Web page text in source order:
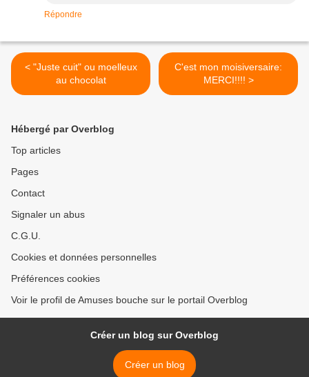
Répondre
< "Juste cuit" ou moelleux
au chocolat
C'est mon moisiversaire:
MERCI!!!! >
Hébergé par Overblog
Top articles
Pages
Contact
Signaler un abus
C.G.U.
Cookies et données personnelles
Préférences cookies
Voir le profil de Amuses bouche sur le portail Overblog
Créer un blog sur Overblog
Créer un blog